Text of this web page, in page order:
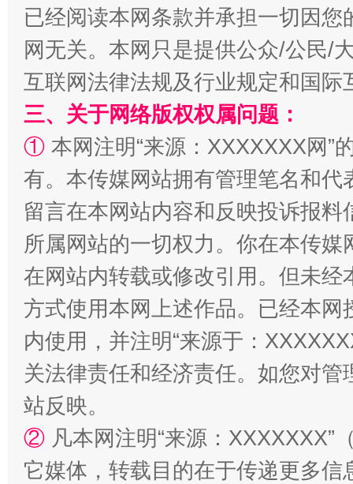
站台名比不上好声名
已经阅读本网条款并承担一切因
网无关。本网只是提供公众/公民/
互联网法律法规及行业规定和国
三、关于网络版权权属问题：
① 本网注明“来源：XXXXXXX网”
有。本传媒网站拥有管理笔名和
留言在本网站内容和反映投诉报
所属网站的一切权力。你在本传
在网站内转载或修改引用。但未
方式使用本网上述作品。已经本
内使用，并注明“来源于：
关法律责任和经济责任。如您对
站反映。
② 凡本网注明“来源：
它媒体，转载目的在于传递更多